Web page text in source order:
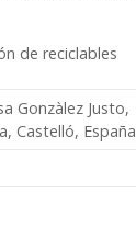
de reciclables
Gonzàlez Justo,
Castelló, España